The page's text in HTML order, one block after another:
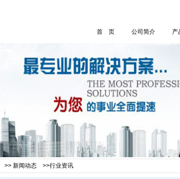
首 页 公司简介 产
>> 新闻动态 >>行业资讯